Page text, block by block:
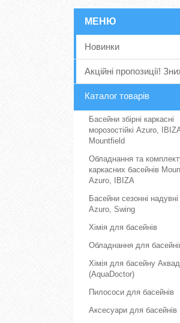
Новинки
Акційні пропозиції!
Каталог товарів
Басейни збірні каркасні
морозостійкі Azuro,
Mountfield
Обладнання та
каркасних басейнів
Azuro, IBIZA
Басейни сезонні надувні
Azuro, Swing
Хімія для басейнів
Обладнання для
Хімія для басейну
(AquaDoctor)
Пилососи для басейнів
Аксесуари для басейнів